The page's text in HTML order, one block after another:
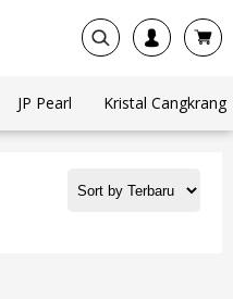
JP Pearl Kristal Cangkrang